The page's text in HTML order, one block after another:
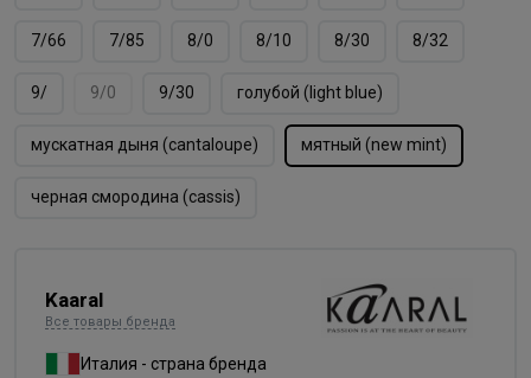
7/66 7/85 8/0 8/10 8/30 8/32
9/ 9/0 9/30 голубой (light blue)
мускатная дыня (cantaloupe) мятный (new mint)
черная смородина (cassis)
Kaaral
Все товары бренда
Италия - страна бренда